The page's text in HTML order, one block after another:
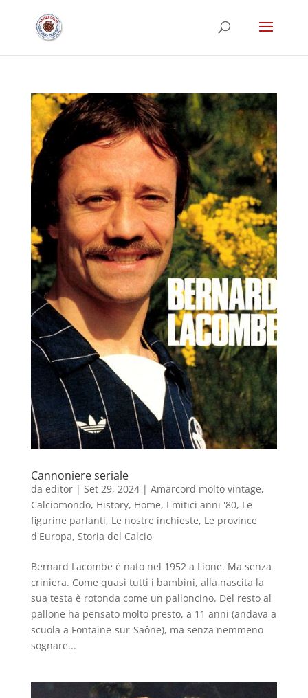
Cannoniere seriale
da editor| Set 29, 2024| Amarcord molto vintage,
Calciomondo, History, Home, I mitici anni '80, Le
figurine parlanti, Le nostre inchieste, Le province
d'Europa, Storia del Calcio
Bernard Lacombe è nato nel 1952 a Lione. Ma senza
criniera. Come quasi tutti i bambini, alla nascita la
sua testa è rotonda come un palloncino. Del resto al
pallone ha pensato molto presto, a 11 anni (andava a
scuola a Fontaine-sur-Saône), ma senza nemmeno
sognare...